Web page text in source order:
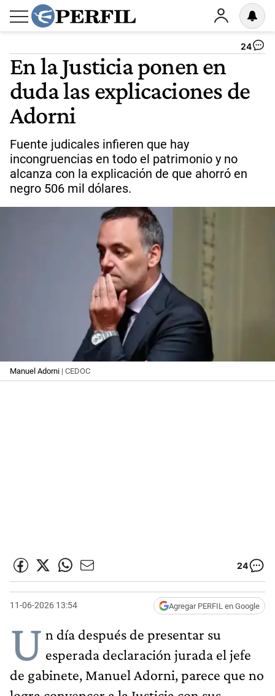
24
En la Justicia ponen en
duda las explicaciones de
Adorni
Fuente judicales infieren que hay
incongruencias en todo el patrimonio y no
alcanza con la explicación de que ahorró en
negro 506 mil dólares.
Manuel Adorni | CEDOC
24
11-06-2026 13:54 Agregar PERFIL en Google
U n día después de presentar su
esperada declaración jurada el jefe
de gabinete, Manuel Adorni, parece que no